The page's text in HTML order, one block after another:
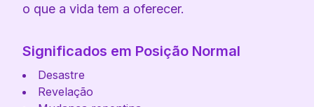
o que a vida tem a oferecer.
Significados em Posição Normal
Desastre
Revelação